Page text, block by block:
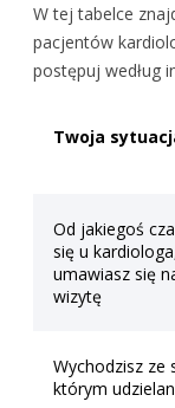
W tej tabelce
pacjentów
postępuj według
Twoja
Od jakiegoś
się u
umawiasz się
wizytę
Wychodzisz ze
którym